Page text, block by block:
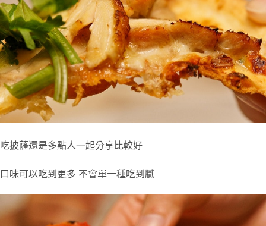
吃披薩還是多點人一起分享比較好
口味可以吃到更多 不會單一種吃到膩